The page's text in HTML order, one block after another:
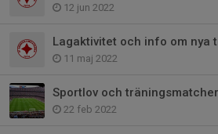
12 jun 2022
Lagaktivitet och info om nya
11 maj 2022
Sportlov och träningsmatcher
22 feb 2022